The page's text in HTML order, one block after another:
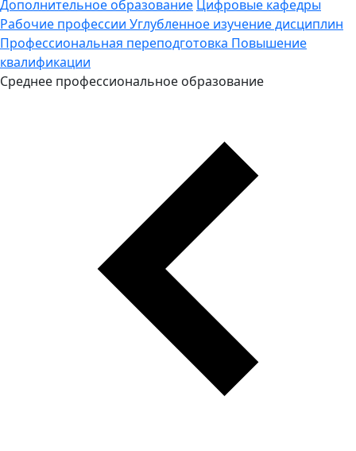
Дополнительное образование Цифровые кафедры
Рабочие профессии Углубленное изучение дисциплин
Профессиональная переподготовка Повышение
квалификации
Среднее профессиональное образование